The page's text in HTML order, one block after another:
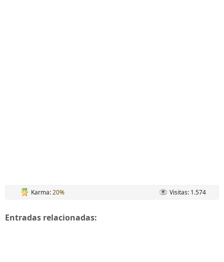
Karma:20% Visitas: 1.574
Entradas relacionadas: